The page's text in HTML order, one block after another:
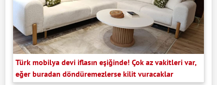
Türk mobilya devi iflasın eşiğinde! Çok az vakitleri var,
eğer buradan döndüremezlerse kilit vuracaklar